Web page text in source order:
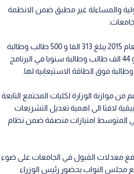
والمساءلة غير مطبق ضمن الانظمة
واشار الدكتور الخضرا الى ان اجمالي عدد الطلبة في الجامعات الاردنية للعام 2015 يبلغ 313 الفا و 500 طالب وطالبة
ويتوقع ان يصل هذا العدد الى نحو 450 الفا عام 2025 في ظل التحاق نحو 44 الف طالب وطالبة سنويا في البرنامج
موازنة الوزارة لكليات المجتمع التابعة
لافتا الى اهمية تعديل التشريعات
المتوسط امتيازات منصفة ضمن نظام
معدلات القبول في الجامعات على ضوء
مع مجلس النواب بحضور رئيس الوزراء